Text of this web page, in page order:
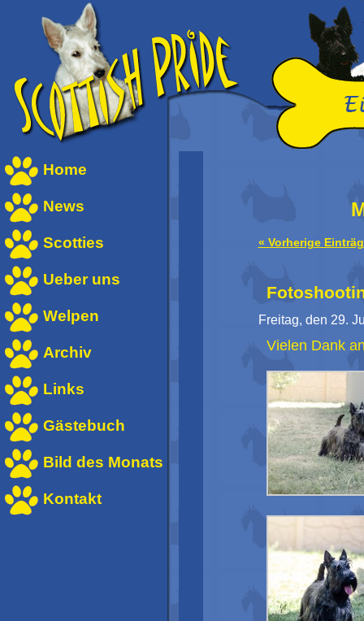
Home
News
Scotties
Ueber uns
Welpen
Archiv
Links
Gästebuch
Bild des Monats
Kontakt
« Vorherige
Freitag, den 29.
Vielen Dank